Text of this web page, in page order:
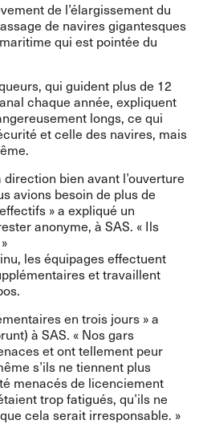
de l’élargissement du
de navires gigantesques
qui est pointée du
qui guident plus de 12
chaque année, expliquent
longs, ce qui
et celle des navires, mais
bien avant l’ouverture
avions besoin de plus de
» a expliqué un
anonyme, à SAS. « Ils
les équipages effectuent
et travaillent
en trois jours » a
à SAS. « Nos gars
et ont tellement peur
s’ils ne tiennent plus
menacés de licenciement
trop fatigués, qu’ils ne
cela serait irresponsable. »